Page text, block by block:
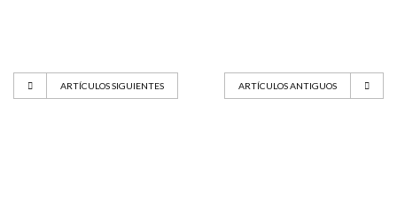
ARTÍCULOS SIGUIENTES ARTÍCULOS ANTIGUOS